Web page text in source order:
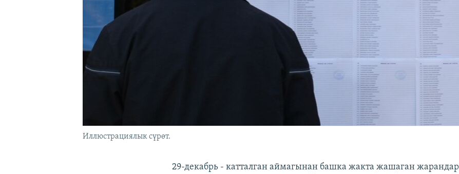
Иллюстрациялык сүрөт.
29-декабрь - катталган аймагынан башка жакта жашаган жарандар